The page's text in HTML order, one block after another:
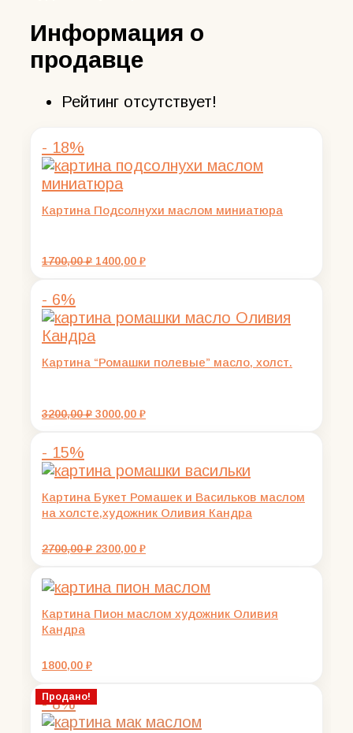
Информация о
продавце
Рейтинг отсутствует!
- 18%
Картина Подсолнухи маслом миниатюра
1700,00₽ Первоначальная
1400,00 ₽Текущая
- 6%
Картина “Ромашки полевые” масло, холст.
3200,00₽ Первоначальная
3000,00 ₽Текущая
- 15%
Картина Букет Ромашек и Васильков маслом
на холсте,художник Оливия Кандра
2700,00₽ Первоначальная
2700,00 ₽.
2300,00 ₽Текущая
Картина Пион маслом художник Оливия
Кандра
1800,00 ₽
Продано!
- 8%